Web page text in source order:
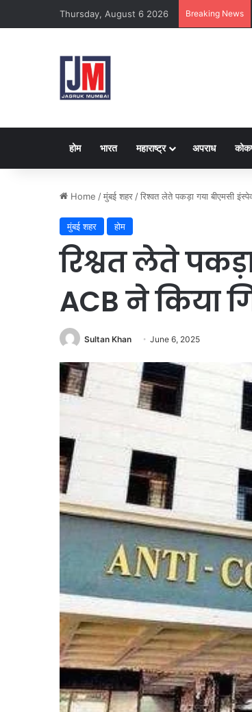
Thursday, August 6 2026 Breaking News
होम भारत महाराष्ट्र अपराध
Home /मुंबई शहर /रिश्वत लेते पकड़ा गया बीएमसी
मुंबई शहर होम
रिश्वत लेते
ACB ने किया
Sultan Khan June 6, 2025